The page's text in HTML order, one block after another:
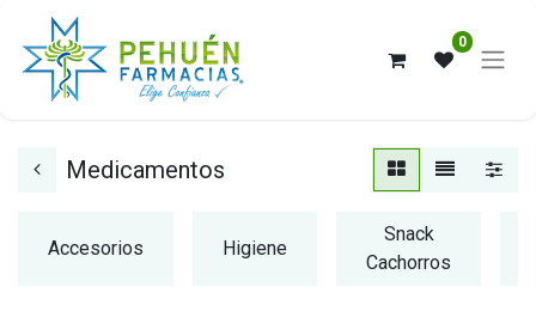
0
Medicamentos
Accesorios Higiene
Snack
Cachorros